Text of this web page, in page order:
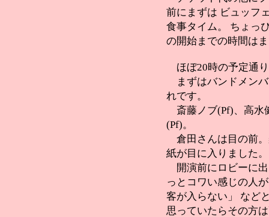
前にまずは ビュッフ
食事タイム。 ちょっ
の開始までの時間は
ほぼ20時の予定通
まずはバンドメン
れです。
斎藤ノブ(Pf)、高水
(Pf)。
倉田さんは目の前
紙が目に入りました。
開演前にロビーに
っとコワい感じの人
客が入らない」 など
思っていたらその方